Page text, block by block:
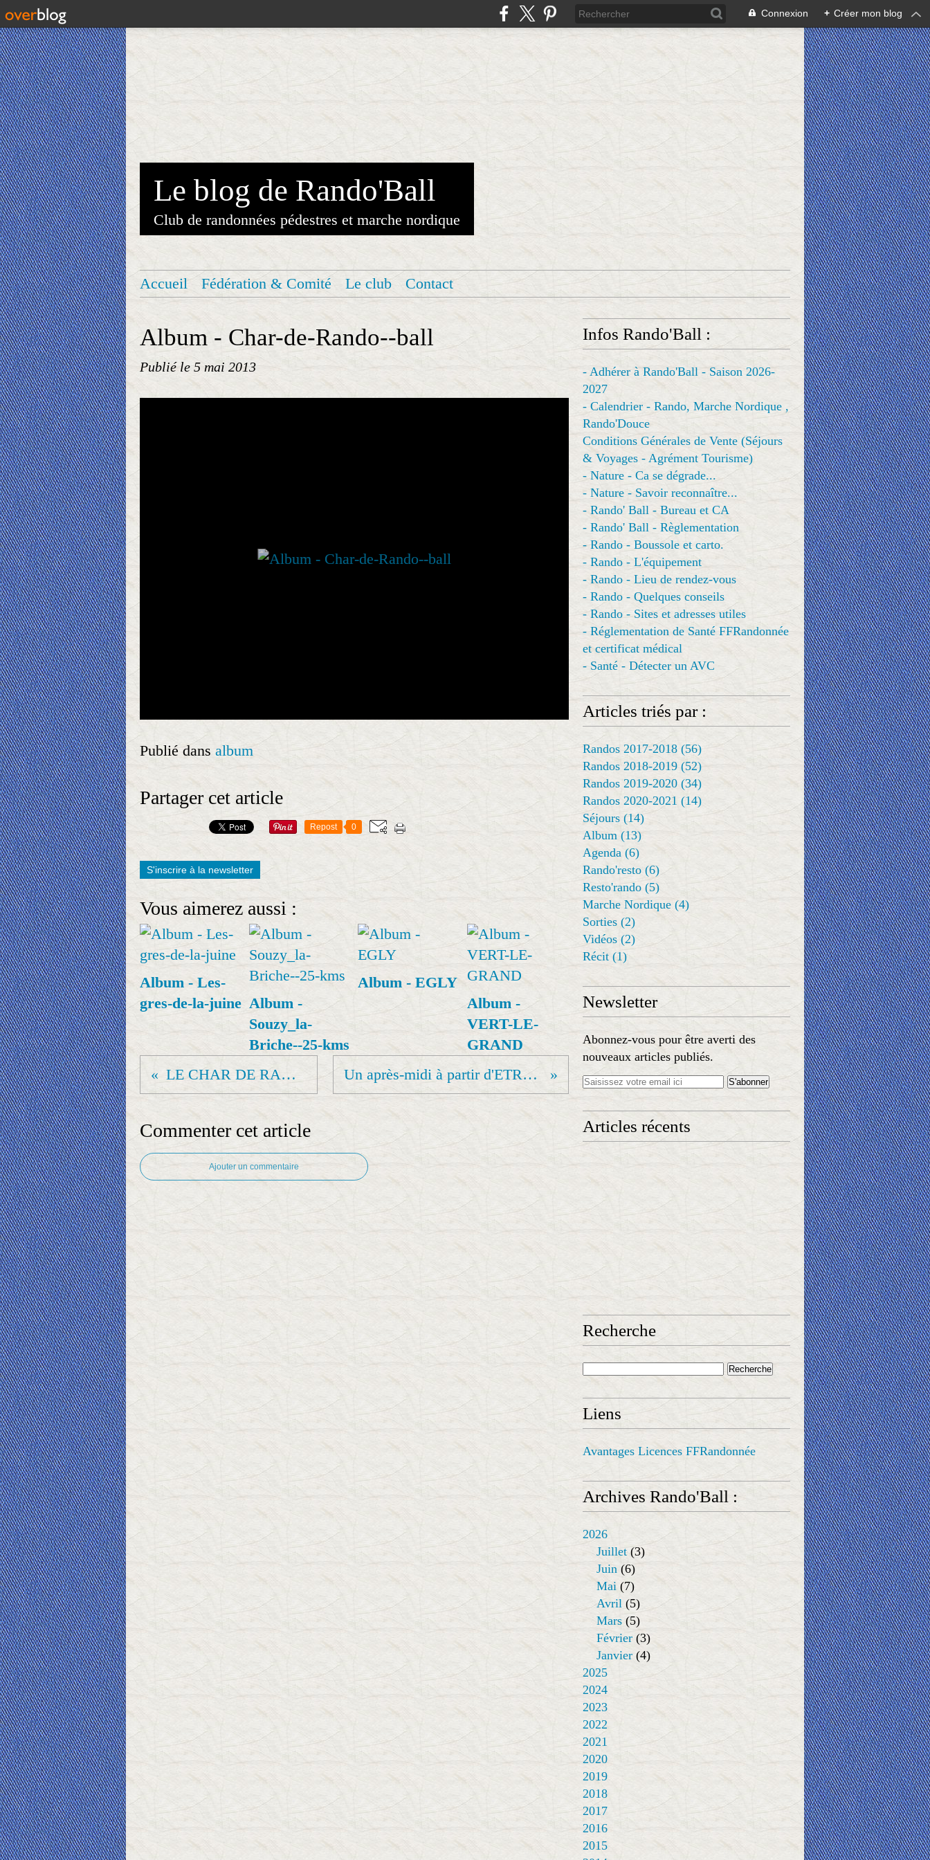
Connexion + Créer mon blog
Le blog de Rando'Ball
Club de randonnées pédestres et marche nordique
Accueil Fédération & Comité Le club Contact
Album - Char-de-Rando--ball
Publié le 5 mai 2013
Publié dans album
Partager cet article
Repost 0
S'inscrire à la newsletter
Vous aimerez aussi :
Album - Les-
gres-de-la-juine Album -
Souzy_la-
Briche--25-kms
Album - EGLY
Album -
VERT-LE-
GRAND
LE CHAR DE RANDO'BALL
Un après-midi à partir d'ETRECHY - 7 mai
Commenter cet article
Ajouter un commentaire
Infos Rando'Ball :
- Adhérer à Rando'Ball - Saison 2026-
2027
- Calendrier - Rando, Marche Nordique ,
Rando'Douce
Conditions Générales de Vente (Séjours
& Voyages - Agrément Tourisme)
- Nature - Ca se dégrade...
- Nature - Savoir reconnaître...
- Rando' Ball - Bureau et CA
- Rando' Ball - Règlementation
- Rando - Boussole et carto.
- Rando - L'équipement
- Rando - Lieu de rendez-vous
- Rando - Quelques conseils
- Rando - Sites et adresses utiles
- Réglementation de Santé FFRandonnée
et certificat médical
- Santé - Détecter un AVC
Articles triés par :
Randos 2017-2018 (56)
Randos 2018-2019 (52)
Randos 2019-2020 (34)
Randos 2020-2021 (14)
Séjours (14)
Album (13)
Agenda (6)
Rando'resto (6)
Resto'rando (5)
Marche Nordique (4)
Sorties (2)
Vidéos (2)
Récit (1)
Newsletter
Abonnez-vous pour être averti des
nouveaux articles publiés.
Articles récents
Recherche
Liens
Avantages Licences FFRandonnée
Archives Rando'Ball :
2026
Juillet (3)
Juin (6)
Mai (7)
Avril (5)
Mars (5)
Février (3)
Janvier (4)
2025
2024
2023
2022
2021
2020
2019
2018
2017
2016
2015